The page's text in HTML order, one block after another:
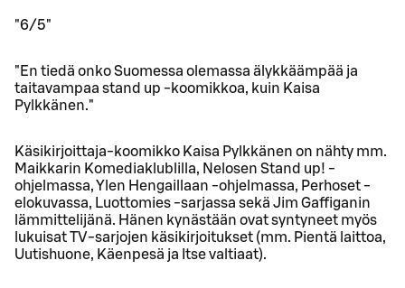
"6/5"
"En tiedä onko Suomessa olemassa älykkäämpää ja
taitavampaa stand up -koomikkoa, kuin Kaisa
Pylkkänen."
Käsikirjoittaja-koomikko Kaisa Pylkkänen on nähty mm.
Maikkarin Komediaklublilla, Nelosen Stand up! -
ohjelmassa, Ylen Hengaillaan -ohjelmassa, Perhoset -
elokuvassa, Luottomies -sarjassa sekä Jim Gaffiganin
lämmittelijänä. Hänen kynästään ovat syntyneet myös
lukuisat TV-sarjojen käsikirjoitukset (mm. Pientä laittoa,
Uutishuone, Käenpesä ja Itse valtiaat).